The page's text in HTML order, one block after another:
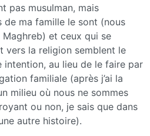
pas musulman, mais
de ma famille le sont (nous
et ceux qui se
vers la religion semblent le
intention, au lieu de le faire par
familiale (après j’ai la
milieu où nous ne sommes
ou non, je sais que dans
autre histoire).